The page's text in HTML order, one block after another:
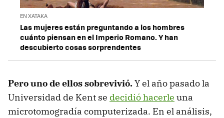
EN XATAKA
Las mujeres están preguntando a los hombres
cuánto piensan en el Imperio Romano. Y han
descubierto cosas sorprendentes
Pero uno de ellos sobrevivió.Y el año pasado la
Universidad de Kent se decidió hacerle una
microtomogradía computerizada. En el análisis,